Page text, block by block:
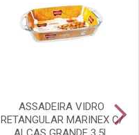
ASSADEIRA VIDRO
RETANGULAR MARINEX C/